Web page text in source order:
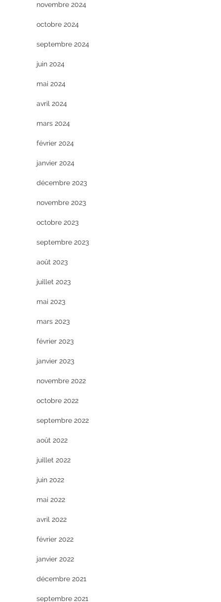
novembre 2024
octobre 2024
septembre 2024
juin 2024
mai 2024
avril 2024
mars 2024
février 2024
janvier 2024
décembre 2023
novembre 2023
octobre 2023
septembre 2023
août 2023
juillet 2023
mai 2023
mars 2023
février 2023
janvier 2023
novembre 2022
octobre 2022
septembre 2022
août 2022
juillet 2022
juin 2022
mai 2022
avril 2022
février 2022
janvier 2022
décembre 2021
septembre 2021